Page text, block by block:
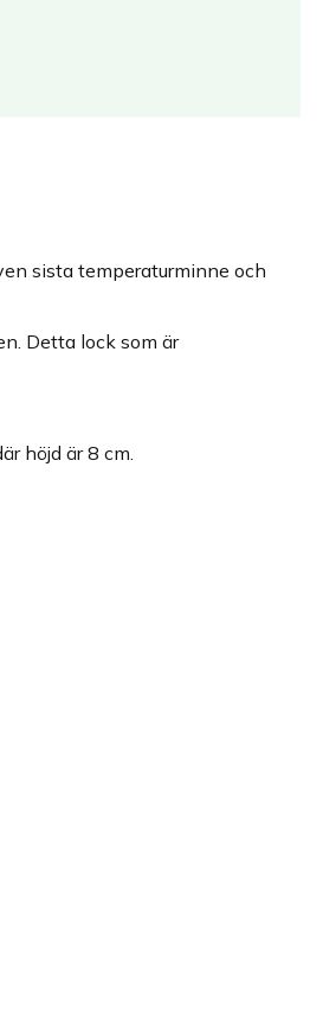
sista temperaturminne och
Detta lock som är
höjd är 8 cm.